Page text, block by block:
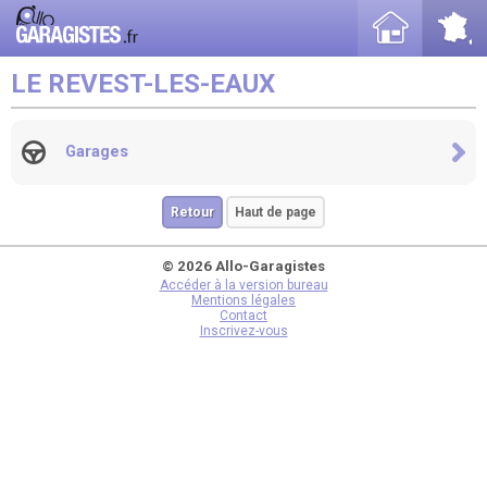
LE REVEST-LES-EAUX
Garages
Retour Haut de page
© 2026 Allo-Garagistes
Accéder à la version bureau
Mentions légales
Contact
Inscrivez-vous